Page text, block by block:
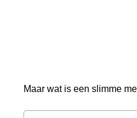
Maar wat is een slimme